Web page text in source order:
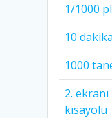
1/1000
10
1000
2.
kısayolu